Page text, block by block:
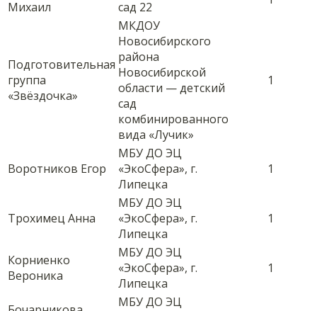
Михаил
сад 22
Подготовительная
группа
«Звёздочка»
МКДОУ
Новосибирского
района
Новосибирской
области — детский
сад
комбинированного
вида «Лучик»
1
Воротников Егор
МБУ ДО ЭЦ
«ЭкоСфера», г.
Липецка
1
Трохимец Анна
МБУ ДО ЭЦ
«ЭкоСфера», г.
Липецка
1
Корниенко
Вероника
МБУ ДО ЭЦ
«ЭкоСфера», г.
Липецка
1
МБУ ДО ЭЦ